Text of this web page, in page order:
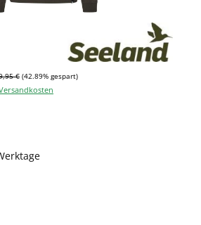
€ (42.89% gespart)
ist zurzeit nicht verfügbar.)